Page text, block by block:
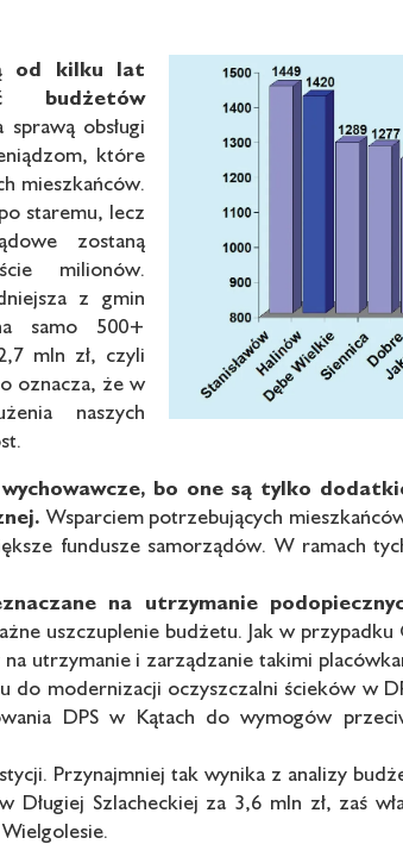
od kilku lat
budżetów
sprawą obsługi
które
mieszkańców.
staremu, lecz
zostaną
milionów.
z gmin
samo 500+
mln zł, czyli
oznacza, że w
naszych
bo one są tylko
Wsparciem potrzebujących
fundusze samorządów. W ramach
na utrzymanie
uszczuplenie budżetu. Jak w przypadku
utrzymanie i zarządzanie takimi
modernizacji oczyszczalni ścieków w
DPS w Kątach do wymogów
Przynajmniej tak wynika z analizy
Długiej Szlacheckiej za 3,6 mln zł, zaś